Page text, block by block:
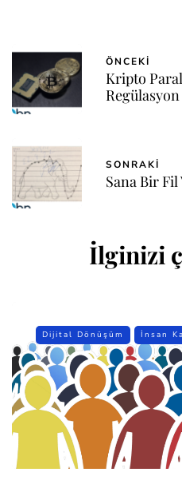
ÖNCEKI
Kripto
SONRAKI
Sana Bir Fil
İlginizi
Dijital Dönüşüm İnsan